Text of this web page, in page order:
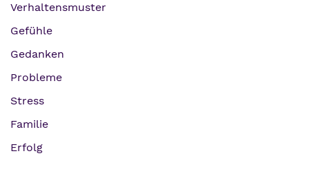
Verhaltensmuster
Gefühle
Gedanken
Probleme
Stress
Familie
Erfolg